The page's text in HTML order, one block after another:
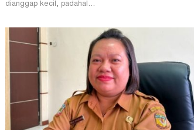
dianggap kecil, padahal…